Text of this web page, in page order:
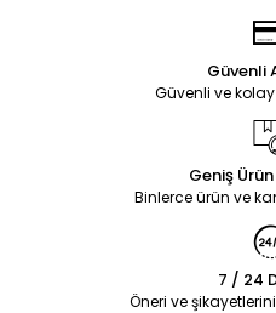
Güvenli
Güvenli ve
Geniş
Binlerce ürün ve
7 / 24
Öneri ve